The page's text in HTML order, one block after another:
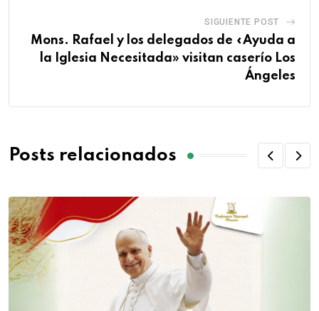
SIGUIENTE POST
Mons. Rafael y los delegados de «Ayuda a
la Iglesia Necesitada» visitan caserío Los
Ángeles
Posts relacionados